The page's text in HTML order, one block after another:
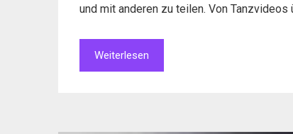
und mit anderen zu teilen. Von
Weiterlesen